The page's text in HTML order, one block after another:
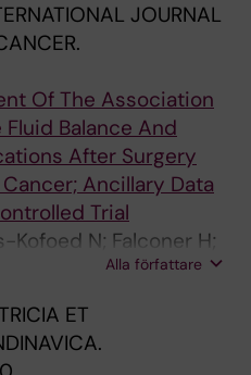
JOURNAL
Of The Association
Balance And
After Surgery
Ancillary Data
Trial
Kofoed N; Falconer H;
D; Johansson H; Asp
Alla författare
ET